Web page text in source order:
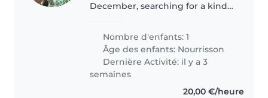
December, searching for a kind
to care for our newborn. Must be
comfortable with pets and
cooking, and speak English and..
Nombre d'enfants: 1
Âge des enfants: Nourrisson
Dernière Activité: il y a 3
semaines
20,00 €/heure